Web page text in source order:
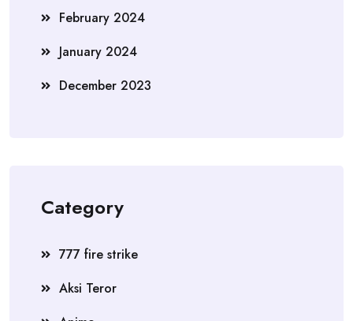
February 2024
January 2024
December 2023
Category
777 fire strike
Aksi Teror